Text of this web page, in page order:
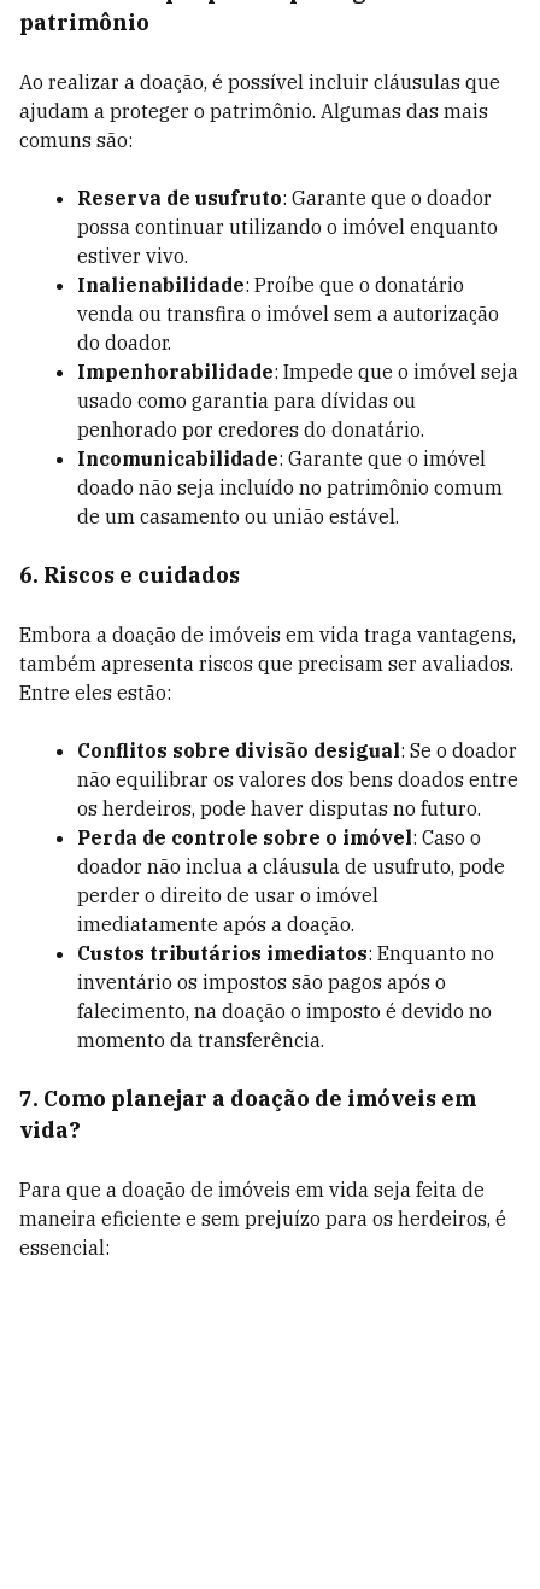
patrimônio
Ao realizar a doação, é possível incluir cláusulas que
ajudam a proteger o patrimônio. Algumas das mais
comuns são:
Reserva de usufruto: Garante que o doador
possa continuar utilizando o imóvel enquanto
estiver vivo.
Inalienabilidade: Proíbe que o donatário
venda ou transfira o imóvel sem a autorização
do doador.
Impenhorabilidade: Impede que o imóvel seja
usado como garantia para dívidas ou
penhorado por credores do donatário.
Incomunicabilidade: Garante que o imóvel
doado não seja incluído no patrimônio comum
de um casamento ou união estável.
6. Riscos e cuidados
Embora a doação de imóveis em vida traga vantagens,
também apresenta riscos que precisam ser avaliados.
Entre eles estão:
Conflitos sobre divisão desigual: Se o doador
não equilibrar os valores dos bens doados entre
os herdeiros, pode haver disputas no futuro.
Perda de controle sobre o imóvel: Caso o
doador não inclua a cláusula de usufruto, pode
perder o direito de usar o imóvel
imediatamente após a doação.
Custos tributários imediatos: Enquanto no
inventário os impostos são pagos após o
falecimento, na doação o imposto é devido no
momento da transferência.
7. Como planejar a doação de imóveis em
vida?
Para que a doação de imóveis em vida seja feita de
maneira eficiente e sem prejuízo para os herdeiros, é
essencial: